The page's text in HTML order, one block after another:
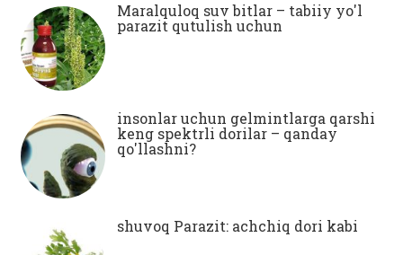
Maralquloq suv bitlar – tabiiy yo'l
parazit qutulish uchun
insonlar uchun gelmintlarga qarshi
keng spektrli dorilar – qanday
qo'llashni?
shuvoq Parazit: achchiq dori kabi